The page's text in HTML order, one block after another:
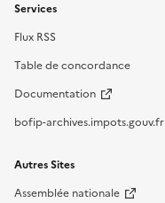
Services
Flux RSS
Table de concordance
Documentation
bofip-archives.impots.gouv.fr
Autres Sites
Assemblée nationale